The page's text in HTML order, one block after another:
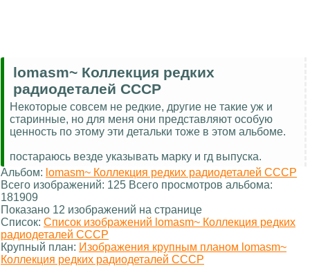
lomasm~ Коллекция редких
радиодеталей СССР
Некоторые совсем не редкие, другие не такие уж и
старинные, но для меня они представляют особую
ценность по этому эти детальки тоже в этом альбоме.
постараюсь везде указывать марку и гд выпуска.
Альбом: lomasm~ Коллекция редких радиодеталей СССР
Всего изображений: 125 Всего просмотров альбома:
181909
Показано 12 изображений на странице
Список: Список изображений lomasm~ Коллекция редких
радиодеталей СССР
Крупный план: Изображения крупным планом lomasm~
Коллекция редких радиодеталей СССР